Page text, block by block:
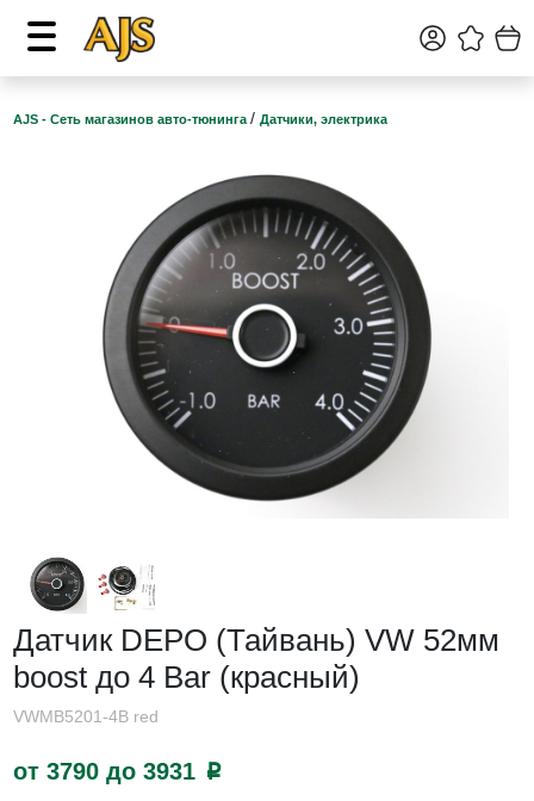
AJS - Сеть магазинов авто-тюнинга / Датчики, электрика
Датчик DEPO (Тайвань) VW 52мм
boost до 4 Bar (красный)
VWMB5201-4B red
от 3790 до 3931 p